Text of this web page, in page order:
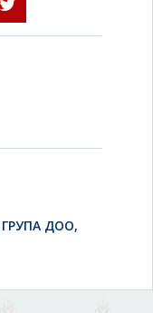
ГРУПА ДОО,